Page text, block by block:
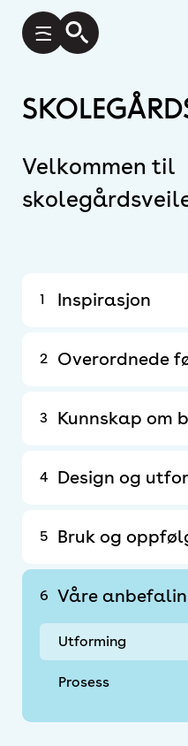
Velkommen til
1 Inspirasjon
2 Overordnede
3 Kunnskap om
4 Design og
5 Bruk og
6 Våre
Utforming
Prosess